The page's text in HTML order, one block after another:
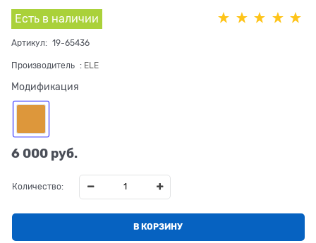
Есть в наличии
Артикул: 19-65436
Производитель : ELE
Модификация
6 000 руб.
Количество:
В КОРЗИНУ